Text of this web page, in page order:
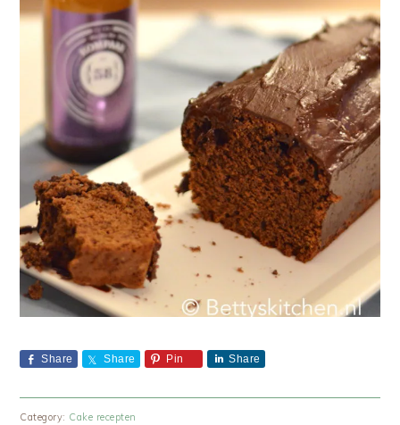
Share Share Pin Share
Category: Cake recepten